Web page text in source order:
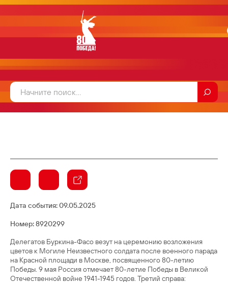
Дата события:09.05.2025
Номер: 8920299
Делегатов Буркина-Фасо везут на церемонию возложения
цветов к Могиле Неизвестного солдата после военного парада
на Красной площади в Москве, посвященного 80-летию
Победы. 9 мая Россия отмечает 80-летие Победы в Великой
Отечественной войне 1941-1945 годов. Третий справа: